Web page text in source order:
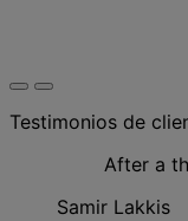
Testimonios de
After a
Samir Lakkis